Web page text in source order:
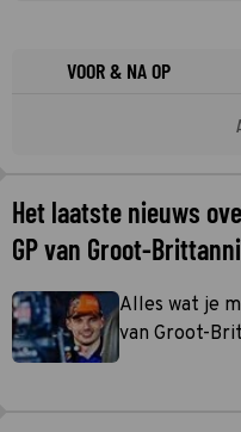
VOOR & NA OP
Het laatste nieuws
GP van Groot-
Alles wat je
van Groot-